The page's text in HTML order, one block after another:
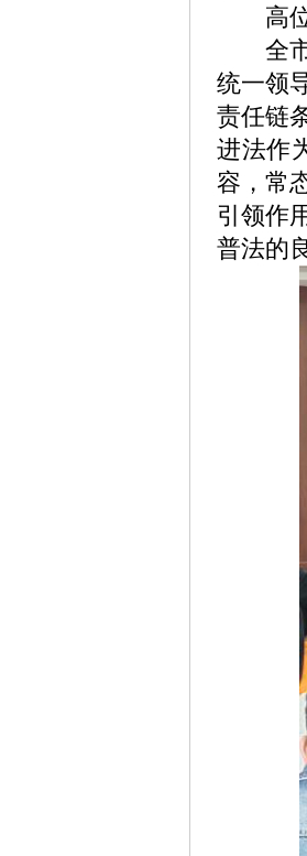
高位
全
统一领
责任链
进法作
容，常
引领作
普法的